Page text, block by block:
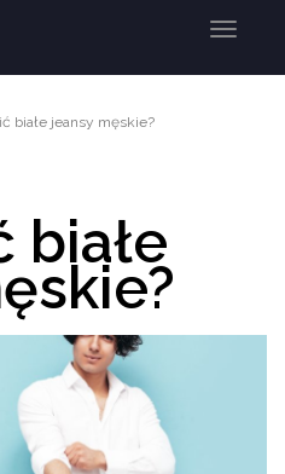
Menu
białe jeansy męskie?
białe